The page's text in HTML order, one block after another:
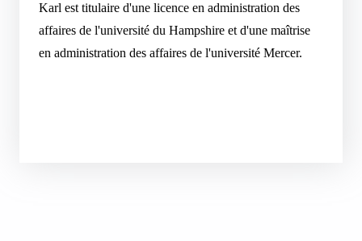
Karl est titulaire d'une licence en administration des
affaires de l'université du Hampshire et d'une maîtrise
en administration des affaires de l'université Mercer.